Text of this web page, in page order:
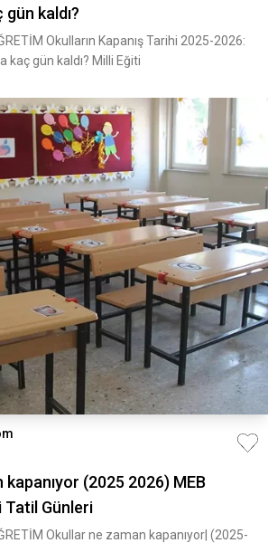
gün kaldı?
Okulların Kapanış Tarihi 2025-2026:
kaç gün kaldı? Milli Eğiti
(2025 2026) MEB
Tatil Günleri
Okullar ne zaman kapanıyor| (2025-